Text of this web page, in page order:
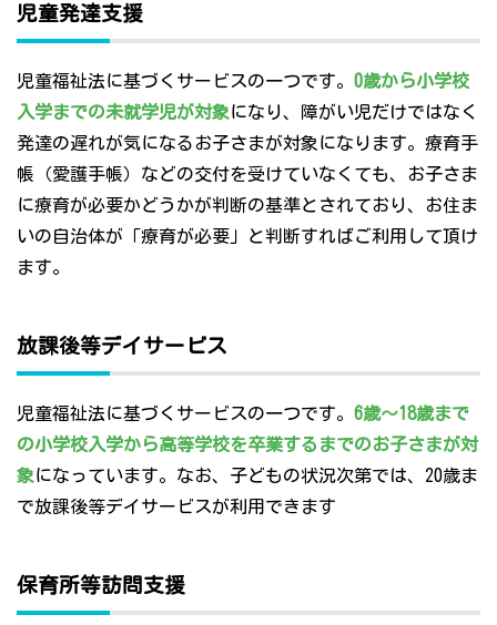
児童発達支援
児童福祉法に基づくサービスの一つです。 0歳から小学校
入学までの未就学児が対象になり、障がい児だけではなく
発達の遅れが気になるお子さまが対象になります。療育手
帳（愛護手帳）などの交付を受けていなくても、お子さま
に療育が必要かどうかが判断の基準とされており、お住ま
いの自治体が「療育が必要」と判断すればご利用して頂け
ます。
放課後等デイサービス
児童福祉法に基づくサービスの一つです。 6歳～18歳まで
の小学校入学から高等学校を卒業するまでのお子さまが対
象になっています。なお、子どもの状況次第では、20歳ま
で放課後等デイサービスが利用できます
保育所等訪問支援